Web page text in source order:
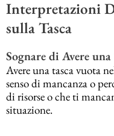
Interpretazioni
sulla Tasca
Sognare di Avere
Avere una tasca vuota
senso di mancanza o
di risorse o che ti
situazione.